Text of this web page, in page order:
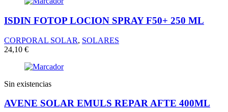
ISDIN FOTOP LOCION SPRAY F50+ 250 ML
CORPORAL SOLAR, SOLARES
24,10 €
Sin existencias
AVENE SOLAR EMULS REPAR AFTE 400ML